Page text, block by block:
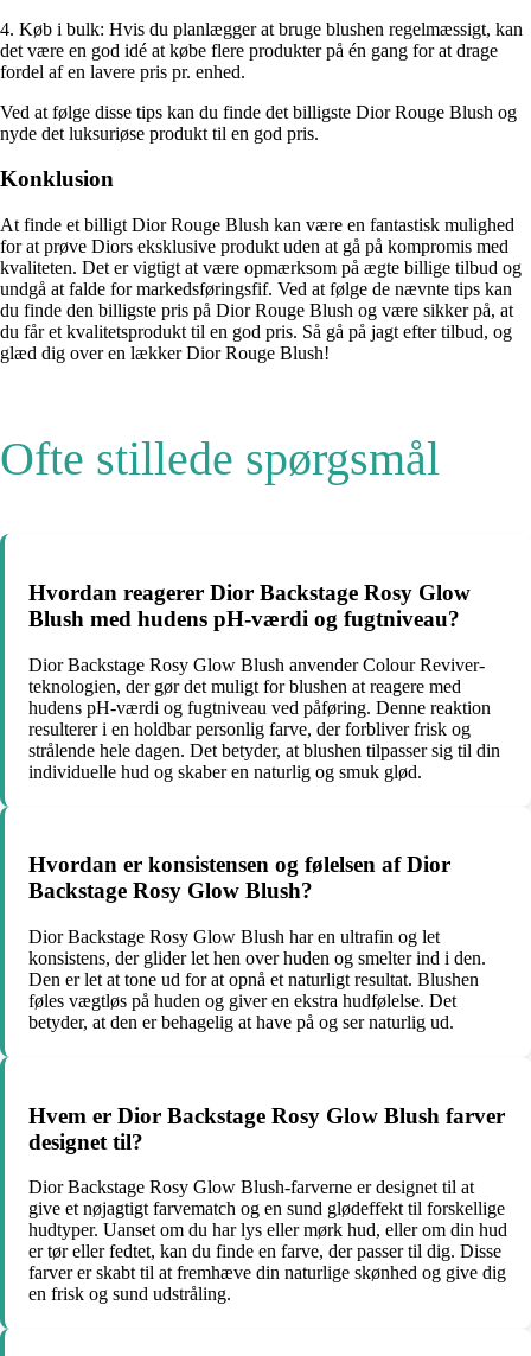
4. Køb i bulk: Hvis du planlægger at bruge blushen regelmæssigt, kan
det være en god idé at købe flere produkter på én gang for at drage
fordel af en lavere pris pr. enhed.
Ved at følge disse tips kan du finde det billigste Dior Rouge Blush og
nyde det luksuriøse produkt til en god pris.
Konklusion
At finde et billigt Dior Rouge Blush kan være en fantastisk mulighed
for at prøve Diors eksklusive produkt uden at gå på kompromis med
kvaliteten. Det er vigtigt at være opmærksom på ægte billige tilbud og
undgå at falde for markedsføringsfif. Ved at følge de nævnte tips kan
du finde den billigste pris på Dior Rouge Blush og være sikker på, at
du får et kvalitetsprodukt til en god pris. Så gå på jagt efter tilbud, og
glæd dig over en lækker Dior Rouge Blush!
Ofte stillede spørgsmål
Hvordan reagerer Dior Backstage Rosy Glow
Blush med hudens pH-værdi og fugtniveau?
Dior Backstage Rosy Glow Blush anvender Colour Reviver-
teknologien, der gør det muligt for blushen at reagere med
hudens pH-værdi og fugtniveau ved påføring. Denne reaktion
resulterer i en holdbar personlig farve, der forbliver frisk og
strålende hele dagen. Det betyder, at blushen tilpasser sig til din
individuelle hud og skaber en naturlig og smuk glød.
Hvordan er konsistensen og følelsen af Dior
Backstage Rosy Glow Blush?
Dior Backstage Rosy Glow Blush har en ultrafin og let
konsistens, der glider let hen over huden og smelter ind i den.
Den er let at tone ud for at opnå et naturligt resultat. Blushen
føles vægtløs på huden og giver en ekstra hudfølelse. Det
betyder, at den er behagelig at have på og ser naturlig ud.
Hvem er Dior Backstage Rosy Glow Blush farver
designet til?
Dior Backstage Rosy Glow Blush-farverne er designet til at
give et nøjagtigt farvematch og en sund glødeffekt til forskellige
hudtyper. Uanset om du har lys eller mørk hud, eller om din hud
er tør eller fedtet, kan du finde en farve, der passer til dig. Disse
farver er skabt til at fremhæve din naturlige skønhed og give dig
en frisk og sund udstråling.